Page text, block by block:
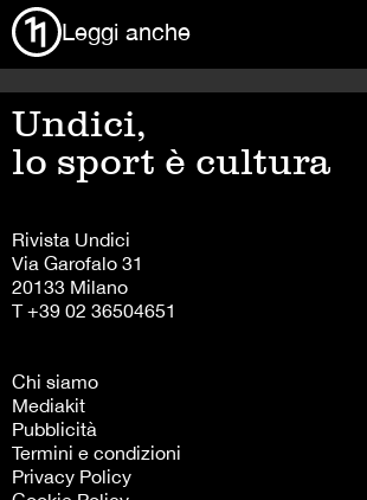
Leggi anche
Undici,
lo sport è cultura
Rivista Undici
Via Garofalo 31
20133 Milano
T +39 02 36504651
Chi siamo
Mediakit
Pubblicità
Termini e condizioni
Privacy Policy